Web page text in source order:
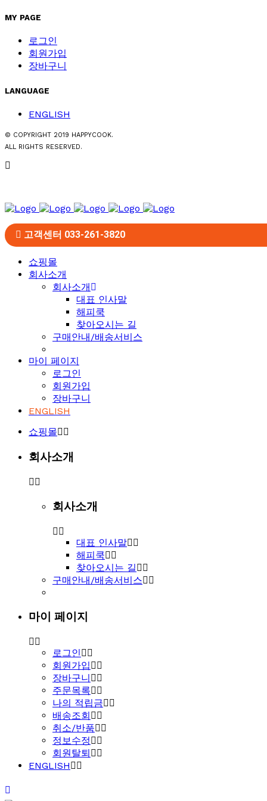
MY PAGE
로그인
회원가입
장바구니
LANGUAGE
ENGLISH
© COPYRIGHT 2019 HAPPYCOOK.
ALL RIGHTS RESERVED.
고객센터 033-261-3820
쇼핑몰
회사소개
회사소개
대표 인사말
해피쿡
찾아오시는 길
구매안내/배송서비스
마이 페이지
로그인
회원가입
장바구니
ENGLISH
쇼핑몰
회사소개
회사소개
대표 인사말
해피쿡
찾아오시는 길
구매안내/배송서비스
마이 페이지
로그인
회원가입
장바구니
주문목록
나의 적립금
배송조회
취소/반품
정보수정
회원탈퇴
ENGLISH